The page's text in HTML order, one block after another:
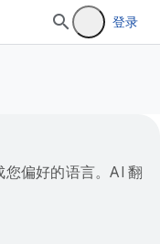
登录
偏好的语言。AI 翻